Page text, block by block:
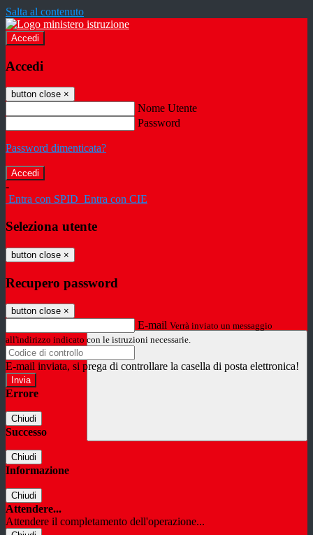
Salta al contenuto
Accedi
Accedi
button close ×
Nome Utente
Password
Password dimenticata?
-
Entra con SPID Entra con CIE
Seleziona utente
button close ×
Recupero password
button close ×
E-mail Verrà inviato un messaggio
all'indirizzo indicato con le istruzioni necessarie.
E-mail inviata, si prega di controllare la casella di posta elettronica!
Errore
Chiudi
Successo
Chiudi
Informazione
Chiudi
Attendere...
Attendere il completamento dell'operazione...